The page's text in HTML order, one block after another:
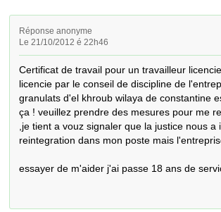
Réponse anonyme
Le 21/10/2012 é 22h46
Certificat de travail pour un travailleur
licencie par le conseil de discipline de
granulats d'el khroub wilaya de constantine
ça ! veuillez prendre des mesures pour me
,je tient a vouz signaler que la justice nous a
reintegration dans mon poste mais
essayer de m'aider j'ai passe 18 ans de